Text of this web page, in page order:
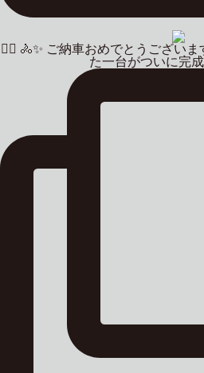
🚴‍♂️ 🚴✨ ご納車おめでとうござい
た一台がついに完